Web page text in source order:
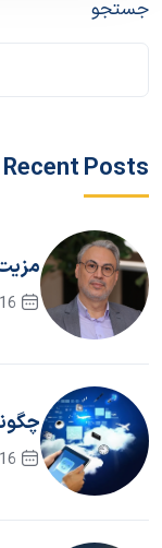
جستجو
Recent Posts